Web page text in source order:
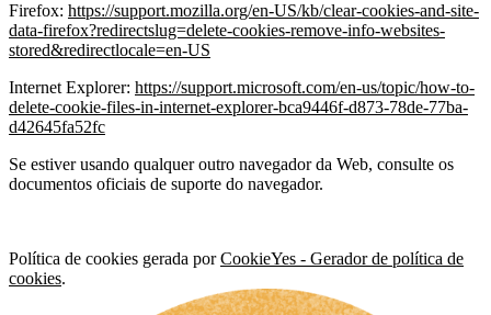
Firefox: https://support.mozilla.org/en-US/kb/clear-cookies-and-site-
data-firefox?redirectslug=delete-cookies-remove-info-websites-
stored&redirectlocale=en-US
Internet Explorer: https://support.microsoft.com/en-us/topic/how-to-
delete-cookie-files-in-internet-explorer-bca9446f-d873-78de-77ba-
d42645fa52fc
Se estiver usando qualquer outro navegador da Web, consulte os
documentos oficiais de suporte do navegador.
Política de cookies gerada porCookieYes - Gerador de política de
cookies.